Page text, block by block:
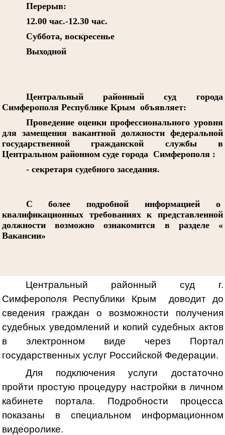
Перерыв:
12.00 час.-12.30 час.
Суббота, воскресенье
Выходной
Центральный районный суд города
Симферополя Республике Крым объявляет:
Проведение оценки профессионального уровня
для замещения вакантной должности федеральной
государственной гражданской службы в
Центральном районном суде города Симферополя :
- секретаря судебного заседания.
С более подробной информацией о
квалификационных требованиях к представленной
должности возможно ознакомится в разделе «
Вакансии»
Центральный районный суд г.
Симферополя Республики Крым доводит до
сведения граждан о возможности получения
судебных уведомлений и копий судебных актов
в электронном виде через Портал
государственных услуг Российской Федерации.
Для подключения услуги достаточно
пройти простую процедуру настройки в личном
кабинете портала. Подробности процесса
показаны в специальном информационном
видеоролике.